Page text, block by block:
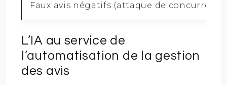
Faux avis négatifs (attaque de
L’IA au service de
l’automatisation de la gestion
des avis